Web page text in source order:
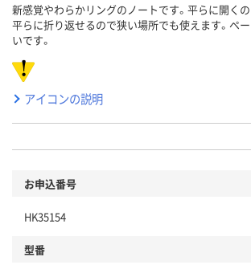
新感覚やわらかリングのノートです。平らに開くの
平らに折り返せるので狭い場所でも使えます。ペ
いです。
アイコンの説明
お申込番号
HK35154
型番